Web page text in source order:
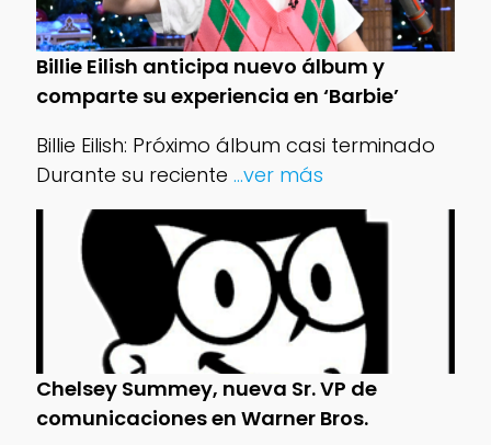
Billie Eilish anticipa nuevo álbum y
comparte su experiencia en ‘Barbie’
Billie Eilish: Próximo álbum casi terminado
Durante su reciente ...ver más
Chelsey Summey, nueva Sr. VP de
comunicaciones en Warner Bros.